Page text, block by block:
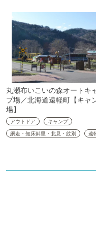
丸瀬布いこいの森オートキ
プ場／北海道遠軽町【キャ
場】
アウトドア
キャンプ
網走・知床斜里・北見・紋別
遠